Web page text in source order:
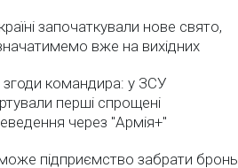
започаткували нове свято,
вже на вихідних
згоди командира: у ЗСУ
перші спрощені
через "Армія+"
підприємство забрати бронь